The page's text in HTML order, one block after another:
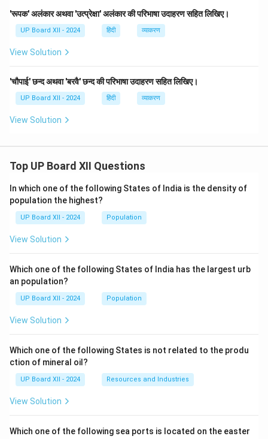
'रूपक' अलंकार अथवा 'उत्प्रेक्षा' अलंकार की परिभाषा उदाहरण सहित लिखिए।
UP Board XII - 2024 हिंदी व्याकरण
View Solution
'चौपाई' छन्द अथवा 'बरवै' छन्द की परिभाषा उदाहरण सहित लिखिए।
UP Board XII - 2024 हिंदी व्याकरण
View Solution
Top UP Board XII Questions
In which one of the following States of India is the density of
population the highest?
UP Board XII - 2024 Population
View Solution
Which one of the following States of India has the largest urb
an population?
UP Board XII - 2024 Population
View Solution
Which one of the following States is not related to the produ
ction of mineral oil?
UP Board XII - 2024 Resources and Industries
View Solution
Which one of the following sea ports is located on the easter